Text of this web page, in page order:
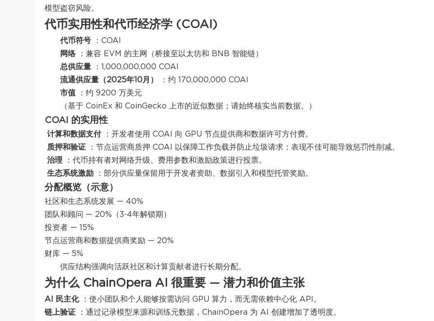
模型盗窃风险。
代币实用性和代币经济学 (COAI)
代币符号
：COAI
网络
：兼容 EVM 的主网（桥接至以太坊和 BNB 智能链）
总供应量
：1,000,000,000 COAI
流通供应量（2025年10月）
：约 170,000,000 COAI
市值
：约 9200 万美元
（基于 CoinEx 和 CoinGecko 上市的近似数据；请始终核实当前数据。）
COAI 的实用性
计算和数据支付
：开发者使用 COAI 向 GPU 节点提供商和数据许可方付费。
质押和验证
：节点运营商质押 COAI 以保障工作负载并防止垃圾请求；表现不佳可能导致惩罚性削减。
治理
：代币持有者对网络升级、费用参数和激励政策进行投票。
生态系统激励
：部分供应量保留用于开发者资助、数据引入和模型托管奖励。
分配概览（示意）
社区和生态系统发展 — 40%
团队和顾问 — 20%（3-4年解锁期）
投资者 — 15%
节点运营商和数据提供商奖励 — 20%
财库 — 5%
供应结构强调向活跃社区和计算贡献者进行长期分配。
为什么 ChainOpera AI 很重要 — 潜力和价值主张
AI 民主化
：使小团队和个人能够按需访问 GPU 算力，而无需依赖中心化 API。
链上验证
：通过记录模型来源和训练元数据，ChainOpera 为 AI 创建增加了透明度。